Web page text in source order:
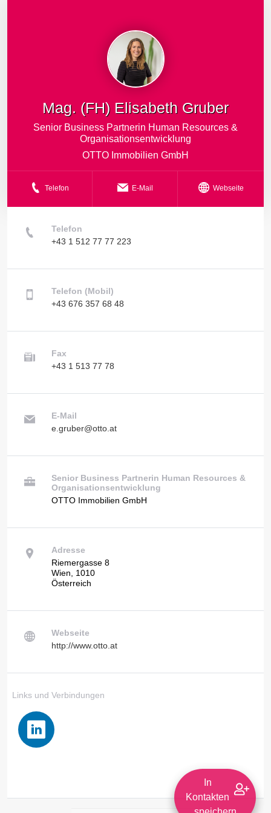
Mag. (FH) Elisabeth Gruber
Senior Business Partnerin Human Resources &
Organisationsentwicklung
OTTO Immobilien GmbH
Telefon E-Mail Webseite
Telefon
+43 1 512 77 77 223
Telefon (Mobil)
+43 676 357 68 48
Fax
+43 1 513 77 78
E-Mail
e.gruber@otto.at
Senior Business Partnerin Human Resources &
Organisationsentwicklung
OTTO Immobilien GmbH
Adresse
Riemergasse 8
Wien, 1010
Österreich
Webseite
http://www.otto.at
Links und Verbindungen
In
Kontakten